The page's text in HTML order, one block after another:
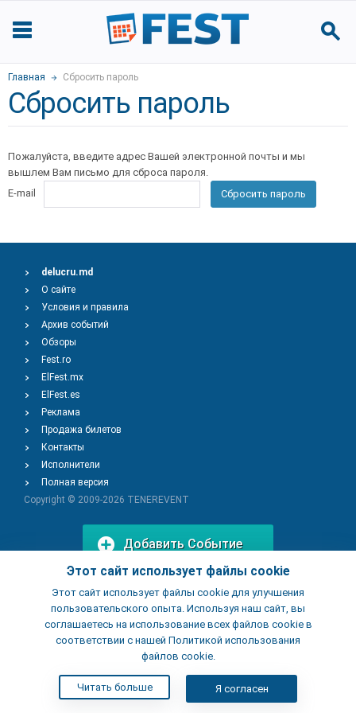
Главная Сбросить пароль
Сбросить пароль
Пожалуйста, введите адрес Вашей электронной почты и мы
вышлем Вам письмо для сброса пароля.
E-mail
Сбросить пароль
Этот сайт использует файлы cookie
Этот сайт использует файлы cookie для улучшения
пользовательского опыта. Используя наш сайт, вы
соглашаетесь на использование всех файлов cookie в
соответствии с нашей Политикой использования
файлов cookie.
Читать больше Я согласен
delucru.md
О сайте
Условия и правила
Архив событий
Обзоры
Fest.ro
ElFest.mx
ElFest.es
Реклама
Продажа билетов
Контакты
Исполнители
Полная версия
Copyright © 2009-2026 TENEREVENT
Добавить Событие
Добавить Заведение